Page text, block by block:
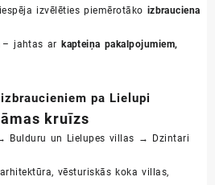
izvēlēties piemērotāko izbrauciena
– jahtas arkapteiņa pakalpojumiem,
pa Lielupi
kruīzs
Bulduru un Lielupes villas → Dzintari
vēsturiskās koka villas,